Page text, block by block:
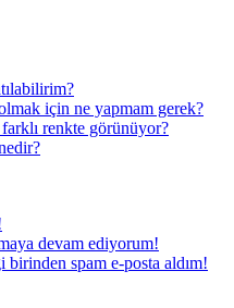
için ne yapmam gerek?
farklı renkte görünüyor?
devam ediyorum!
birinden spam e-posta aldım!